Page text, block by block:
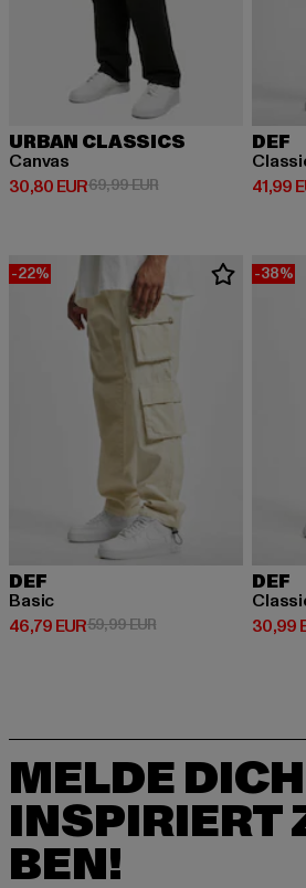
URBAN CLASSICS
Canvas
30,80 EUR
Derzeitiger Preis: 30,80 EUR
69,99 EURAktionspreis: 69,99
DEF
41,99
-22%
DEF
Basic
46,79 EUR
Derzeitiger Preis: 46,79 EUR
59,99 EURAktionspreis: 59,99
-38%
DEF
30,99
MELDE
INSPIRIERT
BEN!